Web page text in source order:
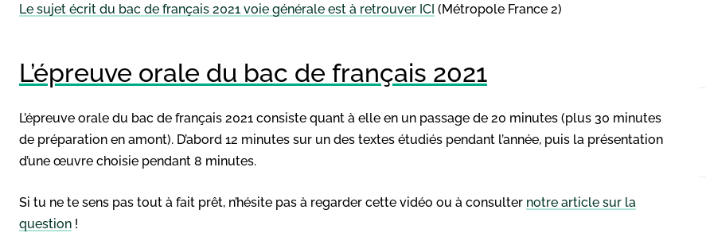
Le sujet écrit du bac de français 2021 voie générale est à retrouver ICI (Métropole France 2)
L’épreuve orale du bac de français 2021
L’épreuve orale du bac de français 2021 consiste quant à elle en un passage de 20 minutes (plus 30 minutes
de préparation en amont). D’abord 12 minutes sur un des textes étudiés pendant l’année, puis la présentation
d’une œuvre choisie pendant 8 minutes.
Si tu ne te sens pas tout à fait prêt, n’hésite pas à regarder cette vidéo ou à consulter notre article sur la
question !